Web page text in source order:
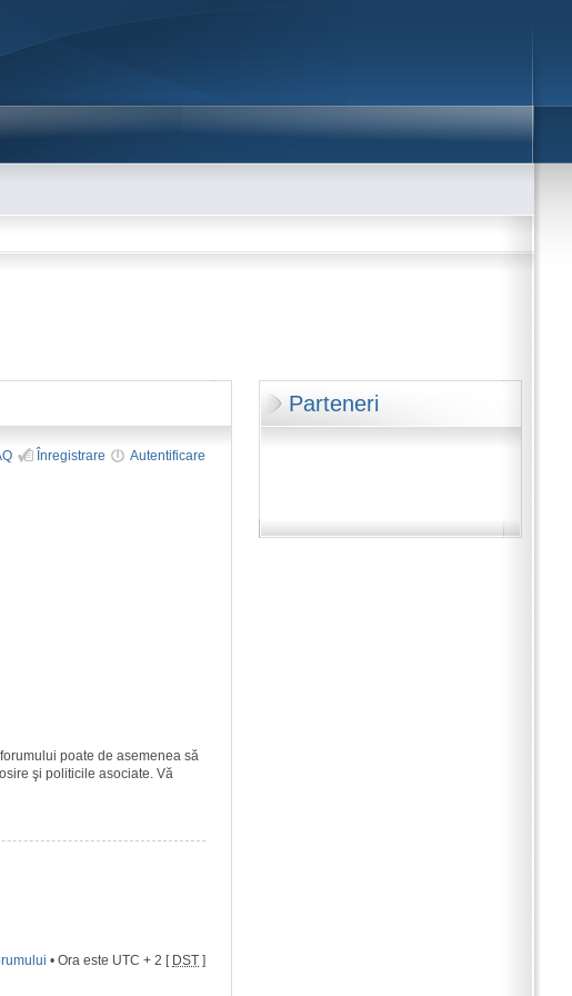
Parteneri
Înregistrare Autentificare
poate de asemenea să
şi politicile asociate. Vă
• Ora este UTC + 2 [ DST ]